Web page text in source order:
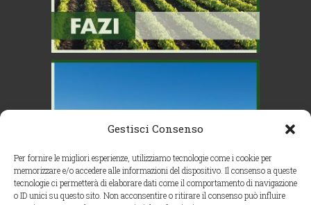
Gestisci Consenso
Per fornire le migliori esperienze, utilizziamo tecnologie come i cookie per
memorizzare e/o accedere alle informazioni del dispositivo. Il consenso a queste
tecnologie ci permetterà di elaborare dati come il comportamento di navigazione
o ID unici su questo sito. Non acconsentire o ritirare il consenso può influire